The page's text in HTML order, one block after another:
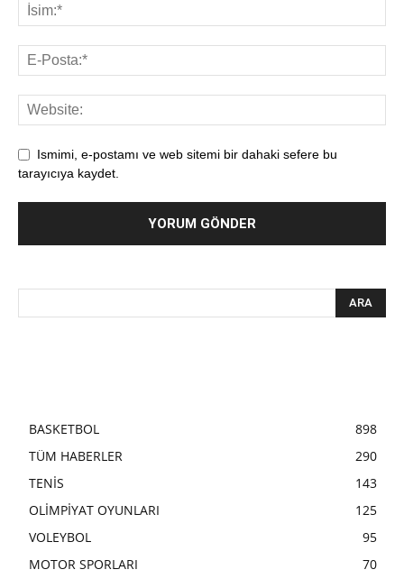
Ismimi, e-postamı ve web sitemi bir dahaki sefere bu
tarayıcıya kaydet.
BASKETBOL
898
TÜM HABERLER
290
TENİS
143
OLİMPİYAT OYUNLARI
125
VOLEYBOL
95
MOTOR SPORLARI
70